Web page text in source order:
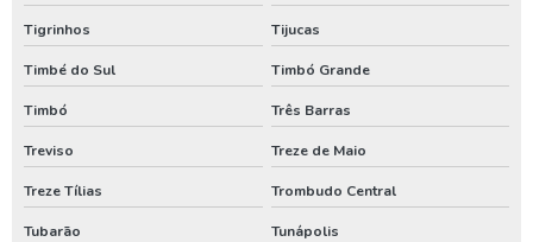
Tigrinhos Tijucas
Timbé do Sul Timbó Grande
Timbó Três Barras
Treviso Treze de Maio
Treze Tílias Trombudo Central
Tubarão Tunápolis